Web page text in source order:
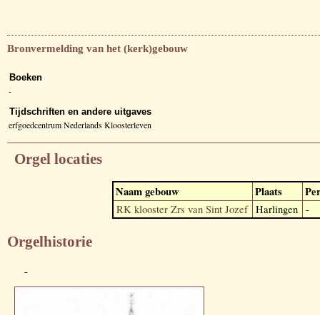
Bronvermelding van het (kerk)gebouw
Boeken
-
Tijdschriften en andere uitgaves
erfgoedcentrum Nederlands Kloosterleven
Orgel locaties
Naam gebouw Plaats
RK klooster Zrs van Sint Jozef Harlingen -
Orgelhistorie
-